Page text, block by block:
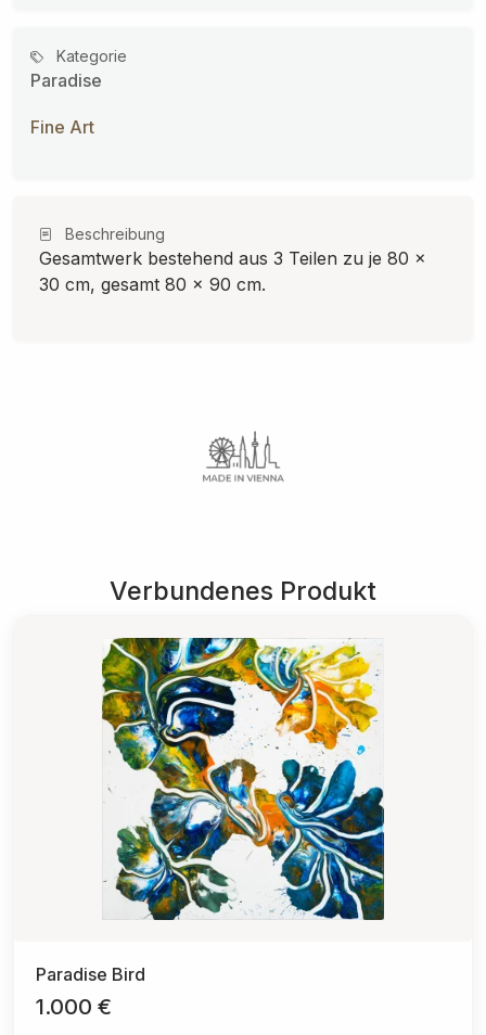
Kategorie
Paradise
Fine Art
Beschreibung
Gesamtwerk bestehend aus 3 Teilen zu je 80 x
30 cm, gesamt 80 x 90 cm.
Verbundenes Produkt
Paradise Bird
1.000 €